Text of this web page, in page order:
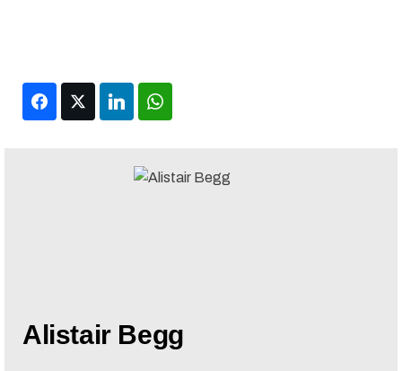
FacebookTwitter LinkedIn
Alistair Begg